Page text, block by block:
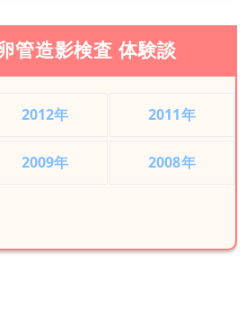
管造影検査 体験談
2012年 2011年
2009年 2008年